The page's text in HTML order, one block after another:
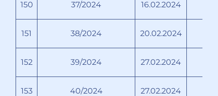
150 37/2024 16.02.2024
151 38/2024 20.02.2024
152 39/2024 27.02.2024
153 40/2024 27.02.2024